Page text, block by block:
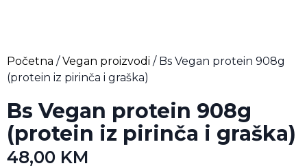
Početna /Vegan proizvodi / Bs Vegan protein 908g
(protein iz pirinča i graška)
Bs Vegan protein 908g
(protein iz pirinča i graška)
48,00 KM